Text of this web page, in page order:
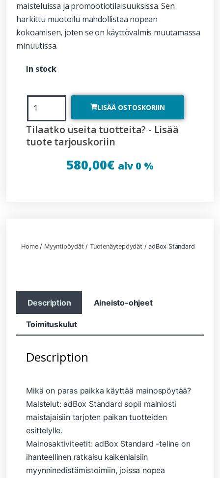
maisteluissa ja promootiotilaisuuksissa. Sen
harkittu muotoilu mahdollistaa nopean
kokoamisen, joten se on käyttövalmis muutamassa
minuutissa.
In stock
LISÄÄ OSTOSKORIIN
Tilaatko useita tuotteita? - Lisää
tuote tarjouskoriin
580,00€ alv 0 %
Home/ Myyntipöydät /Tuotenäytepöydät / adBox Standard
Description Aineisto-ohjeet
Toimituskulut
Description
Mikä on paras paikka käyttää mainospöytää?
Maistelut: adBox Standard sopii mainiosti
maistajaisiin tarjoten paikan tuotteiden
esittelylle.
Mainosaktiviteetit: adBox Standard -teline on
ihanteellinen ratkaisu kaikenlaisiin
myynninedistämistoimiin, joissa nopea